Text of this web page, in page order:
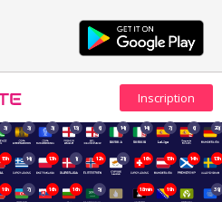
3j 3j 3j 13j 6j 14j 14j 7j 6j 20j
15h 14j 13h 1j 12h 21j 16h 15h 14h 13h
19h 7j 16h 16h 5j 18min 19h 39j